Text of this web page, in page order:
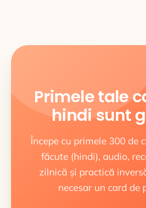
Primele tale
hindi sunt
Începe cu primele 300 de
făcute (hindi), audio,
zilnică și practică
necesar un card de